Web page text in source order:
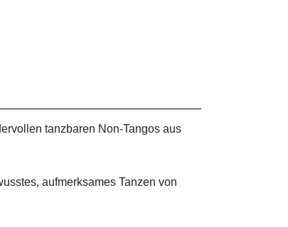
tanzbaren Non-Tangos aus
aufmerksames Tanzen von